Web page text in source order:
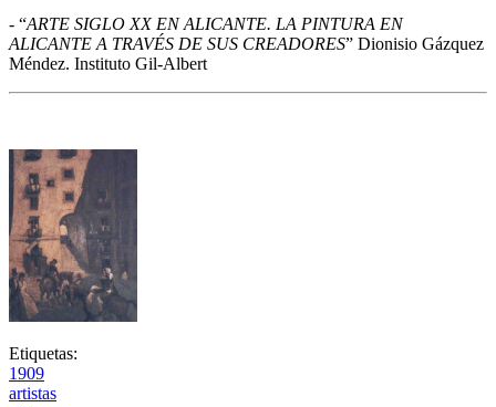
- “ARTE SIGLO XX EN ALICANTE. LA PINTURA EN
ALICANTE A TRAVÉS DE SUS CREADORES” Dionisio Gázquez
Méndez. Instituto Gil-Albert
Etiquetas:
1909
artistas